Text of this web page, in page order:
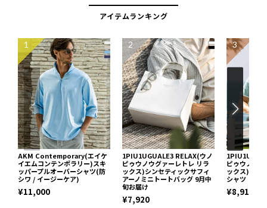
アイテムランキング
1
AKM Contemporary(エイケ
イエムコンテンポラリー)スキ
ッパープルオーバーシャツ(防
シワ / イージーケア)
¥11,000
2
1PIU1UGUALE3 RELAX(ウノ
ピゥウノウグァーレトレ リラ
ックス)シンセティックサフィ
アーノミニトートバッグ 9月中
旬お届け
¥7,920
3
ピゥウノウ
ックス)ブロ
シャツ
¥8,910